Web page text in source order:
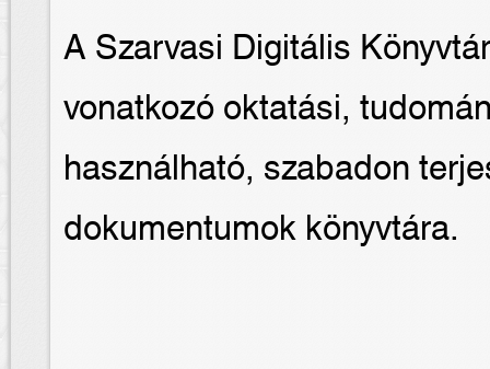
A Szarvasi Digitális
vonatkozó oktatási,
használható, szabadon
dokumentumok könyvtára.